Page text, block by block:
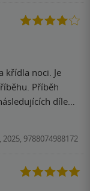
křídla noci. Je
Příběh
dílech
skončil a Oraya
lež. Nesmí
uzavřít s
získat zpět své
9788074988172